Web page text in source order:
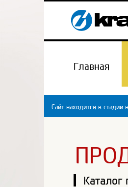
Главная
Сайт находится в
Каталог